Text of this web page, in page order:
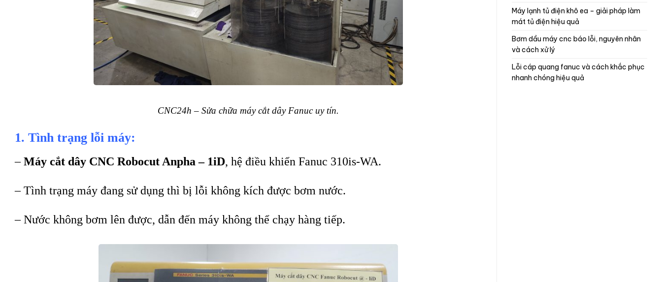
CNC24h – Sửa chữa máy cắt dây Fanuc uy tín.
1. Tình trạng lỗi máy:
–Máy cắt dây CNC Robocut Anpha – 1iD, hệ điều khiển Fanuc 310is-WA.
– Tình trạng máy đang sử dụng thì bị lỗi không kích được bơm nước.
– Nước không bơm lên được, dẫn đến máy không thể chạy hàng tiếp.
máy lạnh tủ điện khô ea – giải pháp làm
mát tủ điện hiệu quả
bơm dầu máy cnc báo lỗi, nguyên nhân
và cách xử lý
lỗi cáp quang fanuc và cách khắc phục
nhanh chóng hiệu quả